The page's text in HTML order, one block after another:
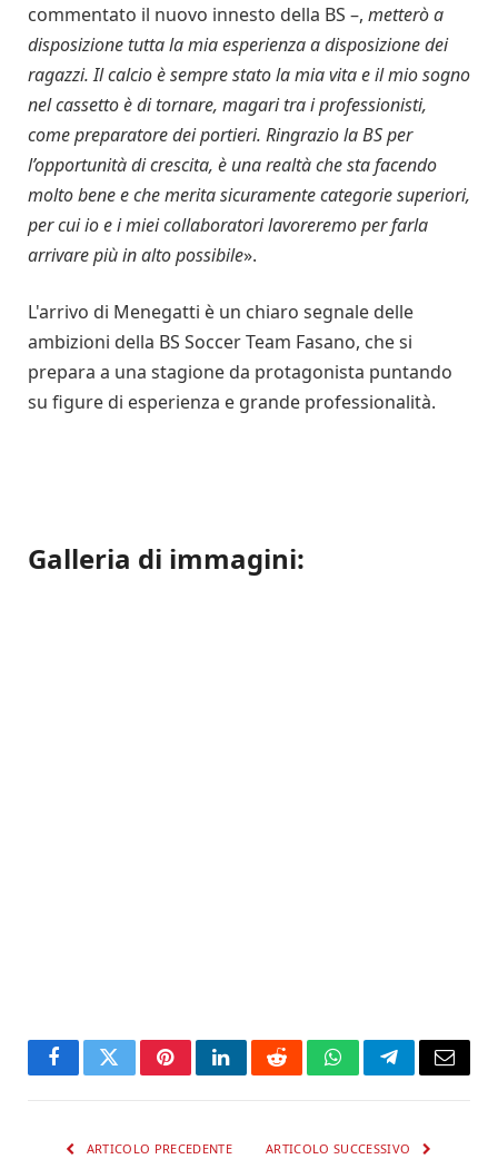
commentato il nuovo innesto della BS –, metterò a
disposizione tutta la mia esperienza a disposizione dei
ragazzi. Il calcio è sempre stato la mia vita e il mio sogno
nel cassetto è di tornare, magari tra i professionisti,
come preparatore dei portieri. Ringrazio la BS per
l’opportunità di crescita, è una realtà che sta facendo
molto bene e che merita sicuramente categorie superiori,
per cui io e i miei collaboratori lavoreremo per farla
arrivare più in alto possibile».
L'arrivo di Menegatti è un chiaro segnale delle
ambizioni della BS Soccer Team Fasano, che si
prepara a una stagione da protagonista puntando
su figure di esperienza e grande professionalità.
Galleria di immagini:
FacebookTwitterPinterestLinkedInRedditWhatsAppTelegramEmail
ARTICOLO PRECEDENTE ARTICOLO SUCCESSIVO